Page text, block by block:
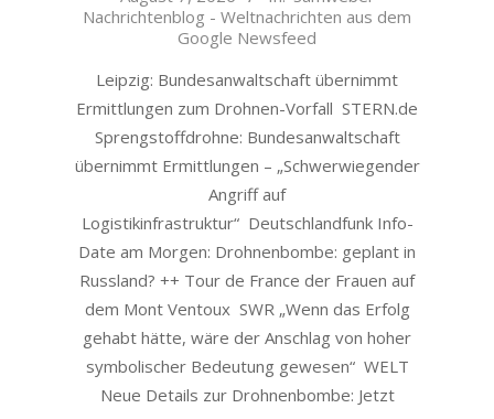
07Nachrichtenblog - Weltnachrichten aus dem
Google Newsfeed
Leipzig: Bundesanwaltschaft übernimmt
Ermittlungen zum Drohnen-Vorfall STERN.de
Sprengstoffdrohne: Bundesanwaltschaft
übernimmt Ermittlungen – „Schwerwiegender
Angriff auf
Logistikinfrastruktur“ Deutschlandfunk Info-
Date am Morgen: Drohnenbombe: geplant in
Russland? ++ Tour de France der Frauen auf
dem Mont Ventoux SWR „Wenn das Erfolg
gehabt hätte, wäre der Anschlag von hoher
symbolischer Bedeutung gewesen“ WELT
Neue Details zur Drohnenbombe: Jetzt